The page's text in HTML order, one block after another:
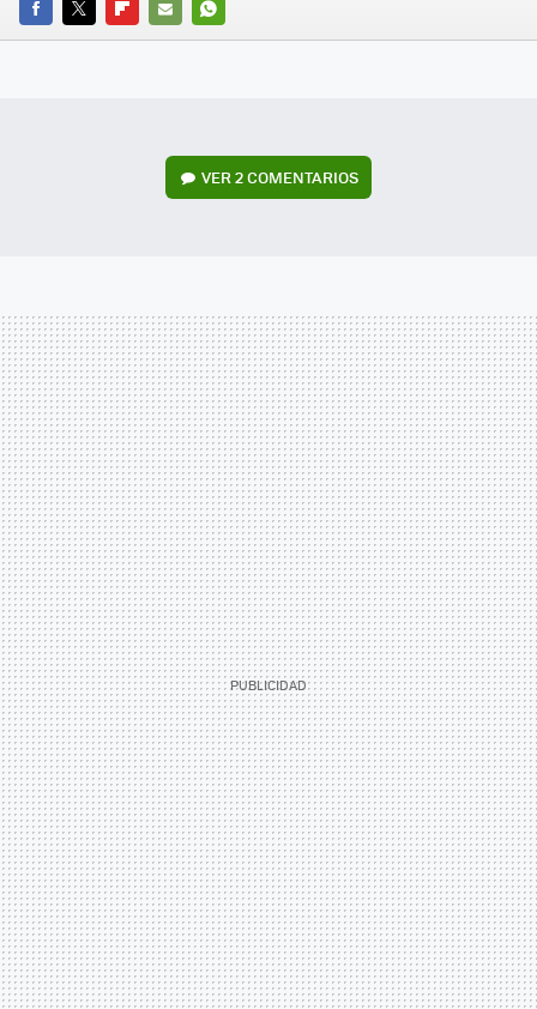
FACEBOOK
TWITTERFLIPBOARD
E-
WHATSAPP
VER2 COMENTARIOS